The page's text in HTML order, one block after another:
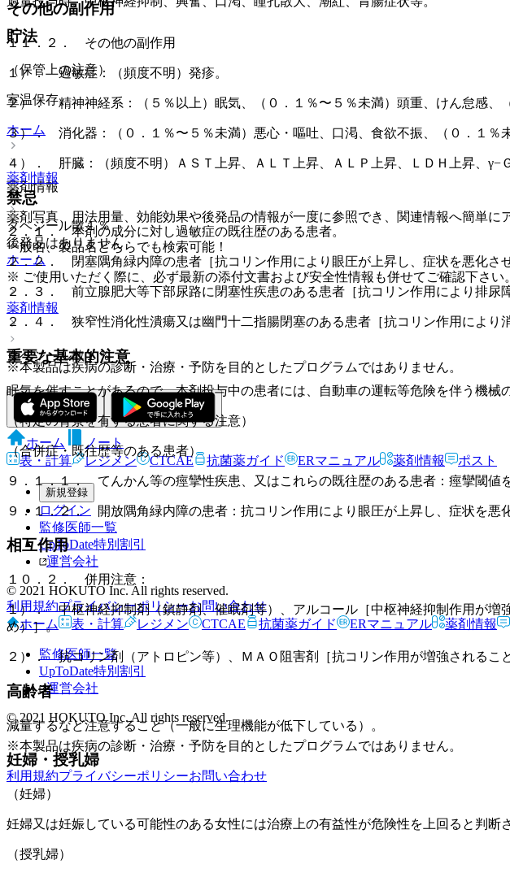
貯法
（保管上の注意）
室温保存。
ホーム
薬剤情報
タベジール散１％
後発品はありません
ホーム
薬剤情報
タベジール散１％
その他の副作用
１１．２． その他の副作用
１）． 過敏症：（頻度不明）発疹。
２）． 精神神経系：（５％以上）眠気、（０．１％〜５％未満）頭重、けん怠感、
３）． 消化器：（０．１％〜５％未満）悪心・嘔吐、口渇、食欲不振、（０．１％
４）． 肝臓：（頻度不明）ＡＳＴ上昇、ＡＬＴ上昇、ＡＬＰ上昇、ＬＤＨ上昇、γ−
禁忌
２．１． 本剤の成分に対し過敏症の既往歴のある患者。
２．２． 閉塞隅角緑内障の患者［抗コリン作用により眼圧が上昇し、症状を悪化さ
２．３． 前立腺肥大等下部尿路に閉塞性疾患のある患者［抗コリン作用により排尿
２．４． 狭窄性消化性潰瘍又は幽門十二指腸閉塞のある患者［抗コリン作用により
重要な基本的注意
眠気を催すことがあるので、本剤投与中の患者には、自動車の運転等危険を伴う機械
（特定の背景を有する患者に関する注意）
（合併症・既往歴等のある患者）
９．１．１． てんかん等の痙攣性疾患、又はこれらの既往歴のある患者：痙攣閾値
９．１．２． 開放隅角緑内障の患者：抗コリン作用により眼圧が上昇し、症状を悪
相互作用
１０．２． 併用注意：
１）． 中枢神経抑制剤（鎮静剤、催眠剤等）、アルコール［中枢神経抑制作用が増
め）］。
２）． 抗コリン剤（アトロピン等）、ＭＡＯ阻害剤［抗コリン作用が増強されるこ
高齢者
減量するなど注意すること（一般に生理機能が低下している）。
妊婦・授乳婦
（妊婦）
妊婦又は妊娠している可能性のある女性には治療上の有益性が危険性を上回ると判断
（授乳婦）
薬剤情報
薬剤写真、用法用量、効能効果や後発品の情報が一度に参照でき、関連情報へ簡単に
一般名、製品名どちらでも検索可能！
※ ご使用いただく際に、必ず最新の添付文書および安全性情報も併せてご確認下さい。
※本製品は疾病の診断・治療・予防を目的としたプログラムではありません。
ホーム
ノート
表・計算
レジメン CTCAE 抗菌薬ガイド ERマニュアル 薬剤情報 ポスト
新規登録
ログイン
監修医師一覧
UpToDate特別割引
運営会社
© 2021 HOKUTO Inc. All rights reserved.
利用規約プライバシーポリシーお問い合わせ
ホーム
表・計算 レジメン CTCAE 抗菌薬ガイド ERマニュアル 薬剤情報
監修医師一覧
UpToDate特別割引
運営会社
© 2021 HOKUTO Inc. All rights reserved.
※本製品は疾病の診断・治療・予防を目的としたプログラムではありません。
利用規約プライバシーポリシーお問い合わせ